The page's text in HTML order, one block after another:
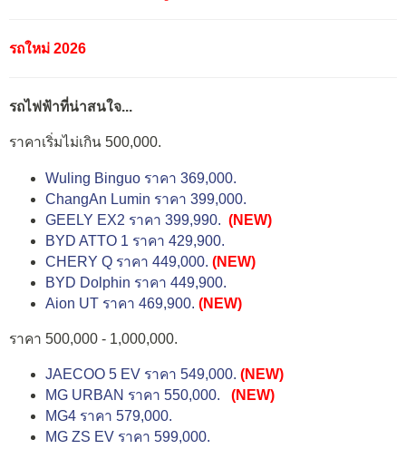
รถใหม่ 2026
รถไฟฟ้าที่น่าสนใจ...
ราคาเริ่มไม่เกิน 500,000.
Wuling Binguo ราคา 369,000.
ChangAn Lumin ราคา 399,000.
GEELY EX2 ราคา 399,990. (NEW)
BYD ATTO 1 ราคา 429,900.
CHERY Q ราคา 449,000. (NEW)
BYD Dolphin ราคา 449,900.
Aion UT ราคา 469,900. (NEW)
ราคา 500,000 - 1,000,000.
JAECOO 5 EV ราคา 549,000. (NEW)
MG URBAN ราคา 550,000.
(NEW)
MG4 ราคา 579,000.
MG ZS EV ราคา 599,000.